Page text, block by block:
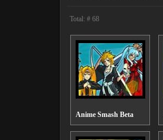
Total: # 68
Anime Smash Beta